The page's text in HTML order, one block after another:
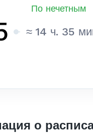
По нечетным
≈ 14 ч. 35
о